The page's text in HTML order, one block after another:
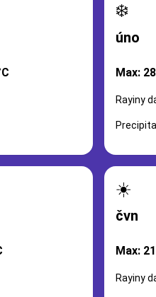
❄️
úno
Max:
Rayiny
☀️
čvn
Max:
Rayiny